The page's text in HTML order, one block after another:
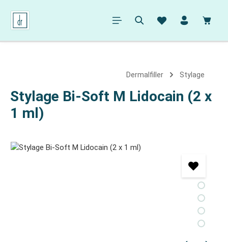
springen
Dermalfiller Stylage
Stylage Bi-Soft M Lidocain (2 x
1 ml)
Bildergalerie überspringen